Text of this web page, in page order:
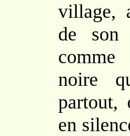
village,
de son
comme
noire
partout,
en